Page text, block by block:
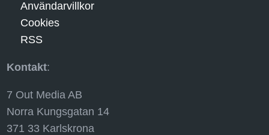
Användarvillkor
Cookies
RSS
Kontakt:
7 Out Media AB
Norra Kungsgatan 14
371 33 Karlskrona